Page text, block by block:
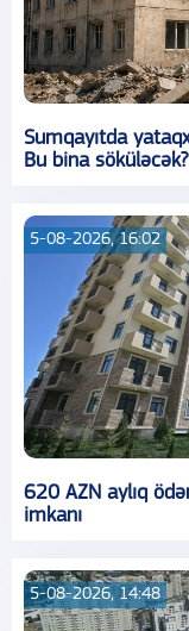
Sumqayıtda
Bu bina söküləcək?
5-08-2026, 16:02
620 AZN aylıq
imkanı
5-08-2026, 14:48